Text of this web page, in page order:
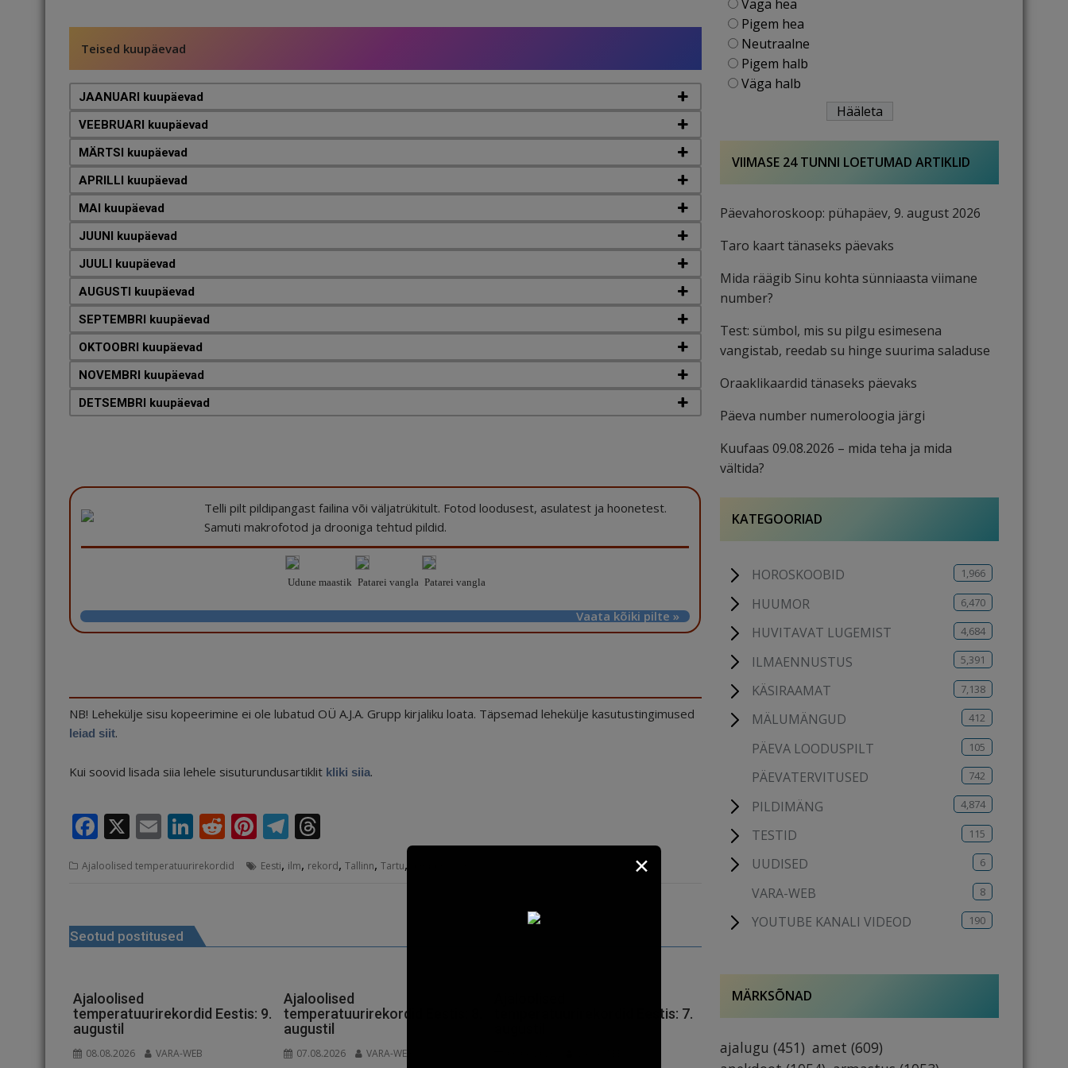
Teised kuupäevad
JAANUARI kuupäevad
VEEBRUARI kuupäevad
MÄRTSI kuupäevad
APRILLI kuupäevad
MAI kuupäevad
JUUNI kuupäevad
JUULI kuupäevad
AUGUSTI kuupäevad
SEPTEMBRI kuupäevad
OKTOOBRI kuupäevad
NOVEMBRI kuupäevad
DETSEMBRI kuupäevad
Telli pilt pildipangast failina või väljatrükitult. Fotod loodusest, asulatest ja hoonetest.
Samuti makrofotod ja drooniga tehtud pildid.
Udune maastik Patarei vangla Patarei vangla
Vaata kõiki pilte »
NB! Lehekülje sisu kopeerimine ei ole lubatud OÜ A.J.A. Grupp kirjaliku loata. Täpsemad lehekülje kasutustingimused
leiad siit.
Kui soovid lisada siia lehele sisuturundusartiklit kliki siia.
F
c
b
o
k
X E
ai
Li
k
dI
n
R
d
Pi
te
st
T
e
m
r
d
Ajaloolised temperatuurirekordid Eesti, ilm, rekord, Tallinn, Tartu,
Seotud postitused
Ajaloolised
temperatuurirekordid Eestis: 9.
augustil
08.08.2026 VARA-WEB
Ajaloolised
temperatuurirekordid Eestis: 8.
augustil
07.08.2026 VARA-WEB
temperatuurirekordid Eestis: 7.
Väga hea
Pigem hea
Neutraalne
Pigem halb
Väga halb
VIIMASE 24 TUNNI LOETUMAD ARTIKLID
Päevahoroskoop: pühapäev, 9. august 2026
Taro kaart tänaseks päevaks
Mida räägib Sinu kohta sünniaasta viimane
number?
Test: sümbol, mis su pilgu esimesena
vangistab, reedab su hinge suurima saladuse
Oraaklikaardid tänaseks päevaks
Päeva number numeroloogia järgi
Kuufaas 09.08.2026 – mida teha ja mida
vältida?
KATEGOORIAD
HOROSKOOBID 1,966
HUUMOR 6,470
HUVITAVAT LUGEMIST 4,684
ILMAENNUSTUS 5,391
KÄSIRAAMAT 7,138
MÄLUMÄNGUD 412
PÄEVA LOODUSPILT 105
PÄEVATERVITUSED 742
PILDIMÄNG 4,874
TESTID 115
UUDISED 6
VARA-WEB 8
YOUTUBE KANALI VIDEOD 190
MÄRKSÕNAD
ajalugu (451) amet (609)
✕